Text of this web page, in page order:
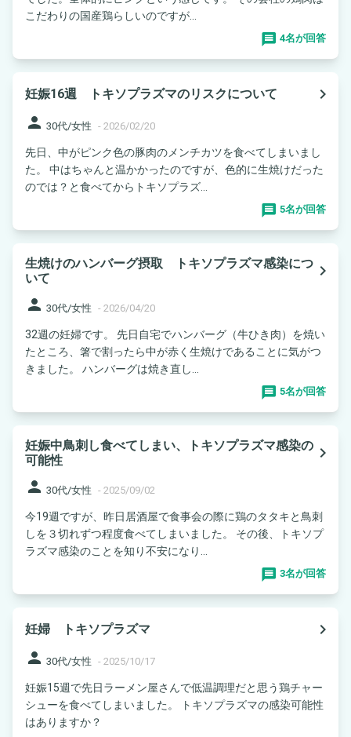
こだわりの国産鶏らしいのですが...
4名が回答
妊娠16週 トキソプラズマのリスクについて
navigate_next
person 30代/女性 - 2026/02/20
先日、中がピンク色の豚肉のメンチカツを食べてしまいまし
た。 中はちゃんと温かかったのですが、色的に生焼けだった
のでは？と食べてからトキソプラズ...
5名が回答
生焼けのハンバーグ摂取 トキソプラズマ感染につ
いて
navigate_next
person 30代/女性 - 2026/04/20
32週の妊婦です。 先日自宅でハンバーグ（牛ひき肉）を焼い
たところ、箸で割ったら中が赤く生焼けであることに気がつ
きました。 ハンバーグは焼き直し...
5名が回答
妊娠中鳥刺し食べてしまい、トキソプラズマ感染の
可能性
navigate_next
person 30代/女性 - 2025/09/02
今19週ですが、昨日居酒屋で食事会の際に鶏のタタキと鳥刺
しを３切れずつ程度食べてしまいました。 その後、トキソプ
ラズマ感染のことを知り不安になり...
3名が回答
妊婦 トキソプラズマ
navigate_next
person 30代/女性 - 2025/10/17
妊娠15週で先日ラーメン屋さんで低温調理だと思う鶏チャー
シューを食べてしまいました。 トキソプラズマの感染可能性
はありますか？